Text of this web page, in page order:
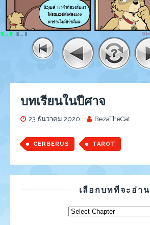
บทเรียนในปีศาจ
23 ธันวาคม 2020 BezaTheCat
CERBERUS TAROT
เลือกบทที่จะอ่าน